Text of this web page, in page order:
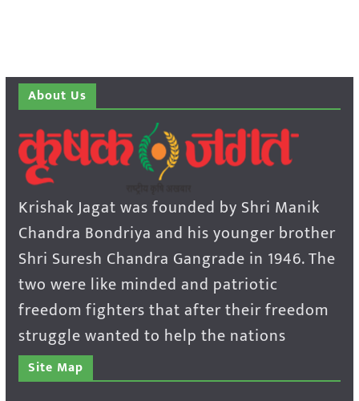
About Us
Krishak Jagat was founded by Shri Manik
Chandra Bondriya and his younger brother
Shri Suresh Chandra Gangrade in 1946. The
two were like minded and patriotic
freedom fighters that after their freedom
struggle wanted to help the nations
Site Map